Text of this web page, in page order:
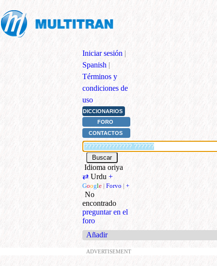
Iniciar sesión |
Spanish |
Términos y
condiciones de
uso
DICCIONARIOS
FORO
CONTACTOS
Idioma oriya
⇄ Urdu +
Google | Forvo | +
No
encontrado
preguntar en el
foro
Añadir
ADVERTISEMENT